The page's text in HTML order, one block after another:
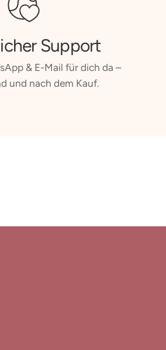
Support
& E-Mail für dich da –
und nach dem Kauf.